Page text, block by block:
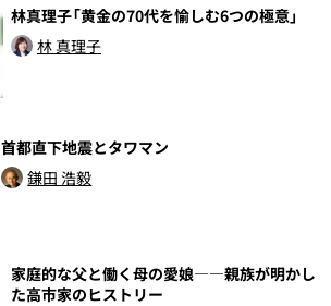
林真理子「黄金の70代を愉しむ6つの極意」
林 真理子
首都直下地震とタワマン
鎌田 浩毅
家庭的な父と働く母の愛娘――親族が明かし
た高市家のヒストリー